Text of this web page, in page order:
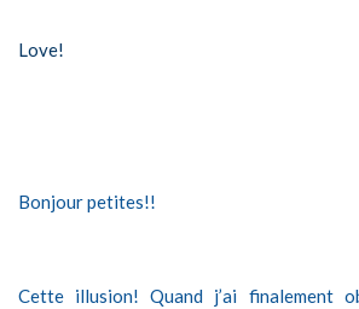
Love!
Bonjour petites!!
Cette illusion! Quand j’ai finalement